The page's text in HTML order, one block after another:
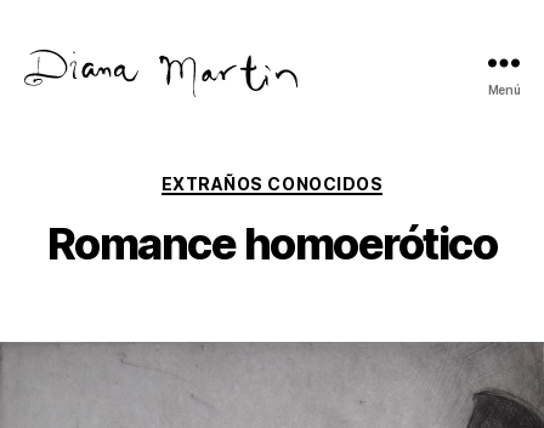
Menú
Categorías
EXTRAÑOS CONOCIDOS
Romance homoerótico